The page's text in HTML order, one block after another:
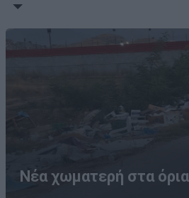
Νέα χωματερή στα